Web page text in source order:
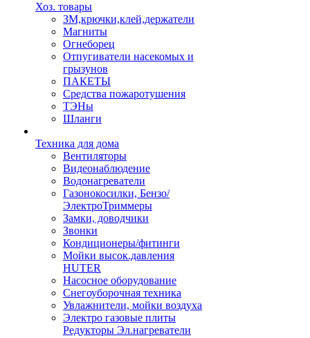
Хоз. товары
ЗМ,крючки,клей,держатели
Магниты
Огнеборец
Отпугиватели насекомых и
грызунов
ПАКЕТЫ
Средства пожаротушения
ТЭНы
Шланги
Техника для дома
Вентиляторы
Видеонаблюдение
Водонагреватели
Газонокосилки, Бензо/
ЭлектроТриммеры
Замки, доводчики
Звонки
Кондиционеры/фитинги
Мойки высок.давления
HUTER
Насосное оборудование
Снегоуборочная техника
Увлажнители, мойки воздуха
Электро газовые плиты
Редукторы Эл.нагреватели